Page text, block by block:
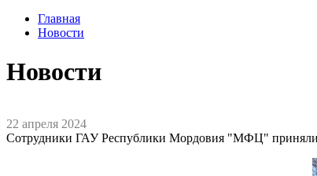
Главная
Новости
Новости
22 апреля 2024
Сотрудники ГАУ Республики Мордовия "МФЦ" приняли